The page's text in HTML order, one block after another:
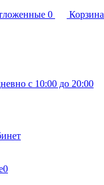
0 Корзина
с 10:00 до 20:00
0